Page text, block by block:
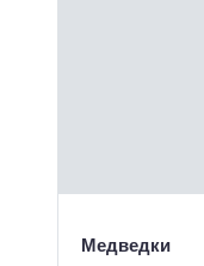
Медведки